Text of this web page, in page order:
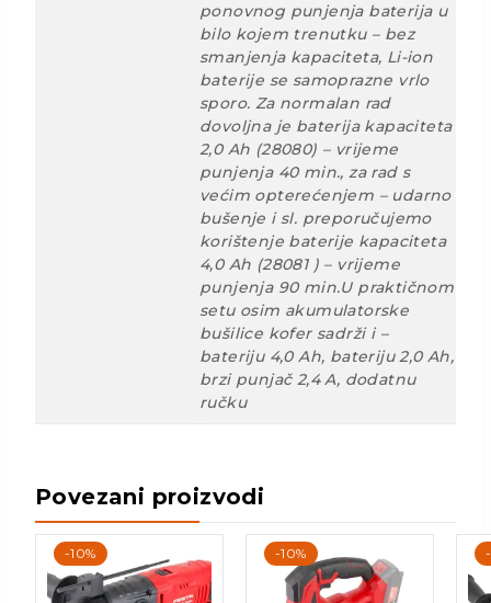
ponovnog punjenja baterija u
bilo kojem trenutku – bez
smanjenja kapaciteta, Li-ion
baterije se samoprazne vrlo
sporo. Za normalan rad
dovoljna je baterija kapaciteta
2,0 Ah (28080) – vrijeme
punjenja 40 min., za rad s
većim opterećenjem – udarno
bušenje i sl. preporučujemo
korištenje baterije kapaciteta
4,0 Ah (28081 ) – vrijeme
punjenja 90 min.U praktičnom
setu osim akumulatorske
bušilice kofer sadrži i –
bateriju 4,0 Ah, bateriju 2,0 Ah,
brzi punjač 2,4 A, dodatnu
ručku
Povezani proizvodi
-10% -10%